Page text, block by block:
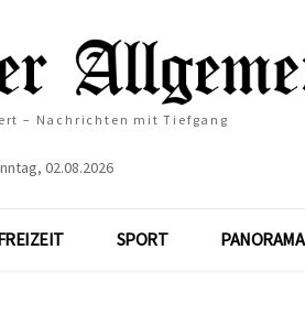
– Nachrichten mit Tiefgang
02.08.2026
SPORT PANORAMA